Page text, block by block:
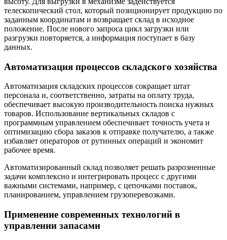
телескопический стол, который позиционирует продукцию по
заданным координатам и возвращает склад в исходное
положение. После нового запроса цикл загрузки или
разгрузки повторяется, а информация поступает в базу
данных.
Автоматизация процессов складского хозяйства
Автоматизация складских процессов сокращает штат
персонала и, соответственно, затраты на оплату труда,
обеспечивает высокую производительность поиска нужных
товаров. Использование вертикальных складов с
программным управлением обеспечивает точность учета и
оптимизацию сбора заказов к отправке получателю, а также
избавляет операторов от рутинных операций и экономит
рабочее время.
Автоматизированный склад позволяет решать разрозненные
задачи комплексно и интегрировать процесс с другими
важными системами, например, с цепочками поставок,
планированием, управлением грузоперевозками.
Применение современных технологий в
управлении запасами